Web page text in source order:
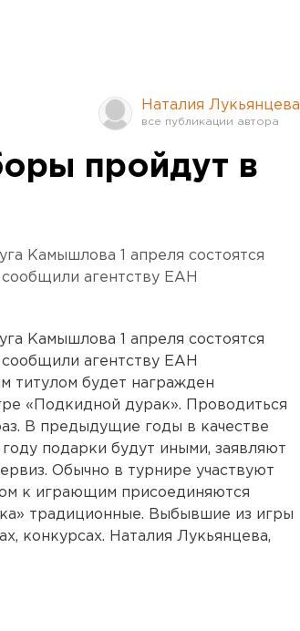
Наталия Лукьянцева
пройдут в
Камышлова 1 апреля состоятся
агентству ЕАН
Камышлова 1 апреля состоятся
агентству ЕАН
титулом будет награжден
«Подкидной дурак». Проводиться
В предыдущие годы в качестве
подарки будут иными, заявляют
Обычно в турнире участвуют
к играющим присоединяются
традиционные. Выбывшие из игры
конкурсах. Наталия Лукьянцева,